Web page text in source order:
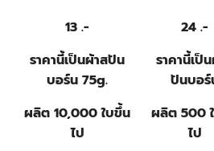
13 .-
24 .-
ราคานี้เป็นผ้าสปัน
บอร์น 75g.
ราคานี้เป็
ปันบอ
ผลิต 10,000 ใบขึ้น
ไป
ผลิต 500
ไป